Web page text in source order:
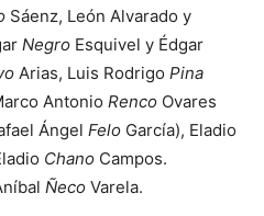
Sáenz, León Alvarado y
Negro Esquivel y Édgar
Arias, Luis Rodrigo Pina
Antonio Renco Ovares
Ángel Felo García), Eladio
Chano Campos.
Ñeco Varela.